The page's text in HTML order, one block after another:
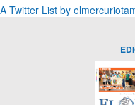
A Twitter List by